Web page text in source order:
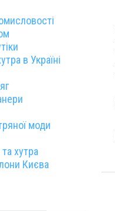
в Україні
моди
хутра
Києва